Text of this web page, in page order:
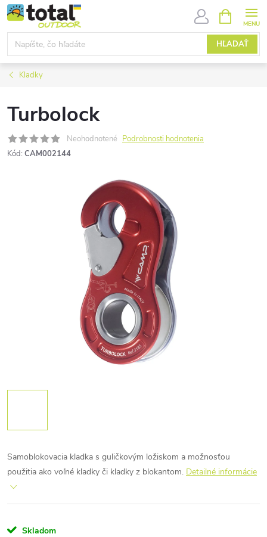
Prejsť
na
obsah
HĽADAŤ
KOŠÍK
Kladky
Turbolock
Neohodnotené Podrobnosti hodnotenia
Kód: CAM002144
Samoblokovacia kladka s guličkovým ložiskom a možnosťou
použitia ako voľné kladky či kladky z blokantom. Detailné informácie
Skladom